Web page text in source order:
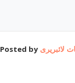
Posted by لائبریری